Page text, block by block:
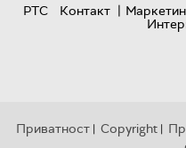
РТС
Контакт |
Приватност | Copyright |